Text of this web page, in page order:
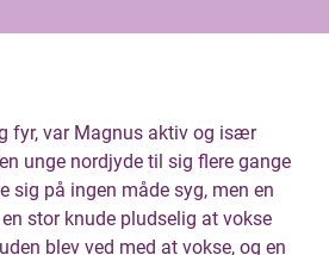
fyr, var Magnus aktiv og især
unge nordjyde til sig flere gange
sig på ingen måde syg, men en
stor knude pludselig at vokse
blev ved med at vokse, og en